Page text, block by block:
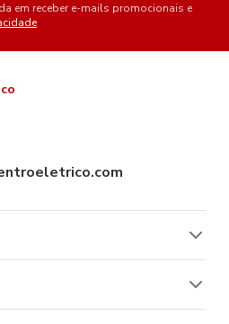
em receber e-mails promocionais e